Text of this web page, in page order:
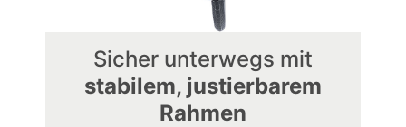
Sicher unterwegs mit
stabilem, justierbarem
Rahmen